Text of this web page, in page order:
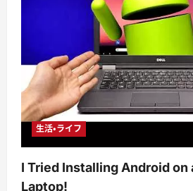
生活・ライフ
I Tried Installing Android on
Laptop!